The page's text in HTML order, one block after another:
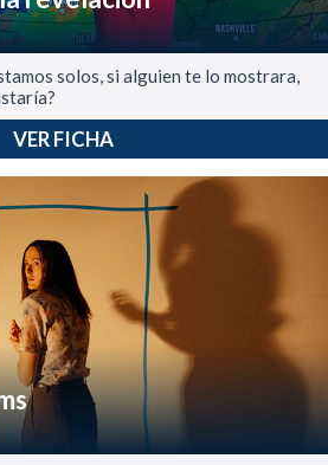
solos, si alguien te lo mostrara,
VER FICHA